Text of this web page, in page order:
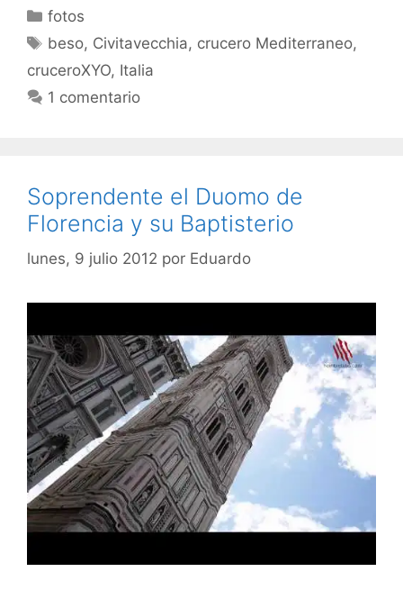
Categorías
fotos
Etiquetas
beso, Civitavecchia, crucero Mediterraneo,
cruceroXYO, Italia
1 comentario
Soprendente el Duomo de
Florencia y su Baptisterio
lunes, 9 julio 2012 por Eduardo